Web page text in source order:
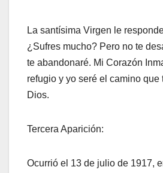
La santísima Virgen le
¿Sufres mucho? Pero no te
te abandonaré. Mi Corazón
refugio y yo seré el camino que
Dios.
Tercera Aparición:
Ocurrió el 13 de julio de 1917,